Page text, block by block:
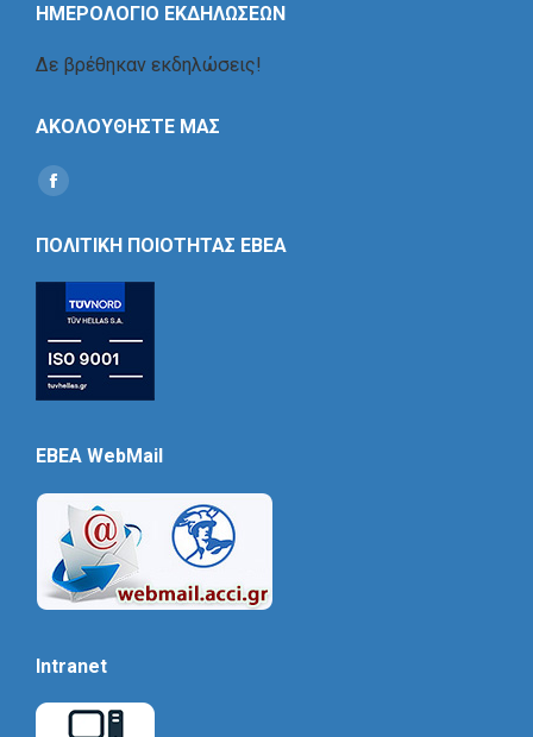
ΗΜΕΡΟΛΟΓΙΟ ΕΚΔΗΛΩΣΕΩΝ
Δε βρέθηκαν εκδηλώσεις!
ΑΚΟΛΟΥΘΗΣΤΕ ΜΑΣ
Find us on:
Social
ΠΟΛΙΤΙΚΗ ΠΟΙΟΤΗΤΑΣ ΕΒΕΑ
EBEA WebMail
Intranet